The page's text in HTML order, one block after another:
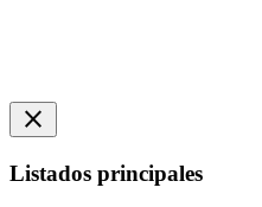
close
Listados principales